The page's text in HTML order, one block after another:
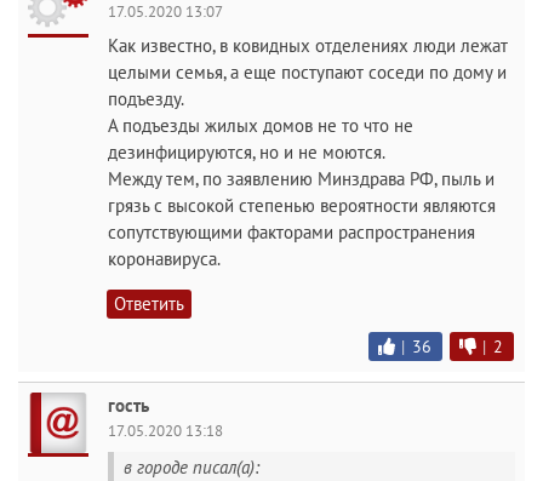
17.05.2020 13:07
Как известно, в ковидных отделениях люди лежат
целыми семья, а еще поступают соседи по дому и
подъезду.
А подъезды жилых домов не то что не
дезинфицируются, но и не моются.
Между тем, по заявлению Минздрава РФ, пыль и
грязь с высокой степенью вероятности являются
сопутствующими факторами распространения
коронавируса.
Ответить
| 36 | 2
гость
17.05.2020 13:18
в городе писал(а):